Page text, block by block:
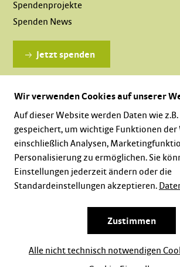
Spendenprojekte
Spenden News
Jetzt spenden
Dauerhaft spenden
Impressum
Wir verwenden Cookies auf unserer
Auf dieser Website werden Daten wie z.B.
gespeichert, um wichtige Funktionen der
einschließlich Analysen,
Personalisierung zu ermöglichen. Sie
Einstellungen jederzeit ändern oder die
Standardeinstellungen akzeptieren.
Zustimmen
Alle nicht technisch notwendigen